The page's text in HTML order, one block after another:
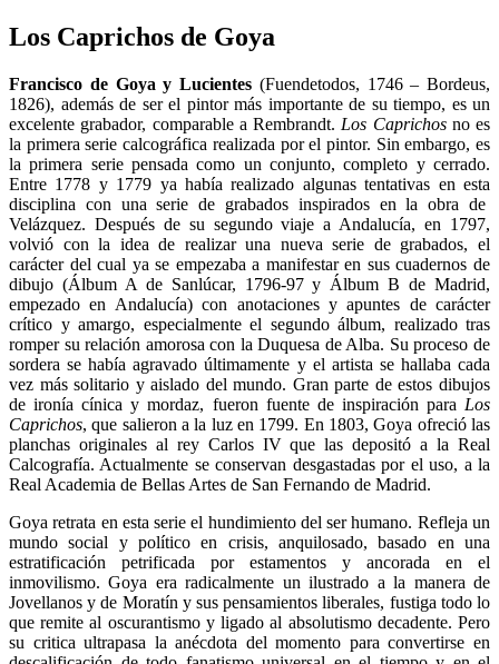
Los Caprichos de Goya
Francisco de Goya y Lucientes (Fuendetodos, 1746 – Bordeus,
1826), además de ser el pintor más importante de su tiempo, es un
excelente grabador, comparable a Rembrandt. Los Caprichosno es
la primera serie calcográfica realizada por el pintor. Sin embargo, es
la primera serie pensada como un conjunto, completo y cerrado.
Entre 1778 y 1779 ya había realizado algunas tentativas en esta
disciplina con una serie de grabados inspirados en la obra de
Velázquez. Después de su segundo viaje a Andalucía, en 1797,
volvió con la idea de realizar una nueva serie de grabados, el
carácter del cual ya se empezaba a manifestar en sus cuadernos de
dibujo (Álbum A de Sanlúcar, 1796-97 y Álbum B de Madrid,
empezado en Andalucía) con anotaciones y apuntes de carácter
crítico y amargo, especialmente el segundo álbum, realizado tras
romper su relación amorosa con la Duquesa de Alba. Su proceso de
sordera se había agravado últimamente y el artista se hallaba cada
vez más solitario y aislado del mundo. Gran parte de estos dibujos
de ironía cínica y mordaz, fueron fuente de inspiración para Los
Caprichos, que salieron a la luz en 1799. En 1803, Goya ofreció las
planchas originales al rey Carlos IV que las depositó a la Real
Calcografía. Actualmente se conservan desgastadas por el uso, a la
Real Academia de Bellas Artes de San Fernando de Madrid.
Goya retrata en esta serie el hundimiento del ser humano. Refleja un
mundo social y político en crisis, anquilosado, basado en una
estratificación petrificada por estamentos y ancorada en el
inmovilismo. Goya era radicalmente un ilustrado a la manera de
Jovellanos y de Moratín y sus pensamientos liberales, fustiga todo lo
que remite al oscurantismo y ligado al absolutismo decadente. Pero
su critica ultrapasa la anécdota del momento para convertirse en